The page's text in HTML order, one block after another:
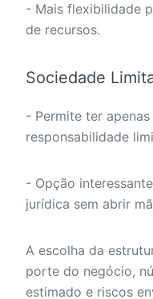
- Mais flexibilidade
de recursos.
Sociedade
- Permite ter
responsabilidade
- Opção
jurídica sem abrir
A escolha da
porte do negócio,
estimado e riscos